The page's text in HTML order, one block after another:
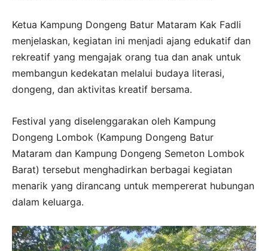
Ketua Kampung Dongeng Batur Mataram Kak Fadli
menjelaskan, kegiatan ini menjadi ajang edukatif dan
rekreatif yang mengajak orang tua dan anak untuk
membangun kedekatan melalui budaya literasi,
dongeng, dan aktivitas kreatif bersama.
Festival yang diselenggarakan oleh Kampung
Dongeng Lombok (Kampung Dongeng Batur
Mataram dan Kampung Dongeng Semeton Lombok
Barat) tersebut menghadirkan berbagai kegiatan
menarik yang dirancang untuk mempererat hubungan
dalam keluarga.